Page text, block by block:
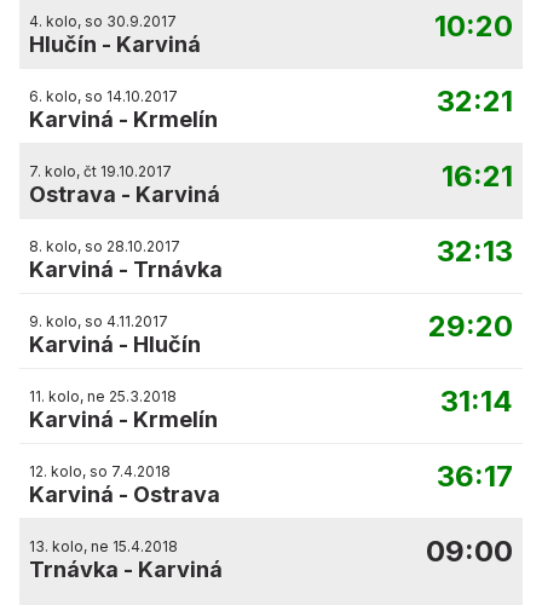
4. kolo, so 30.9.2017
Hlučín - Karviná
10:20
6. kolo, so 14.10.2017
Karviná - Krmelín
32:21
7. kolo, čt 19.10.2017
Ostrava - Karviná
16:21
8. kolo, so 28.10.2017
Karviná - Trnávka
32:13
9. kolo, so 4.11.2017
Karviná - Hlučín
29:20
11. kolo, ne 25.3.2018
Karviná - Krmelín
31:14
12. kolo, so 7.4.2018
Karviná - Ostrava
36:17
13. kolo, ne 15.4.2018
Trnávka - Karviná
09:00